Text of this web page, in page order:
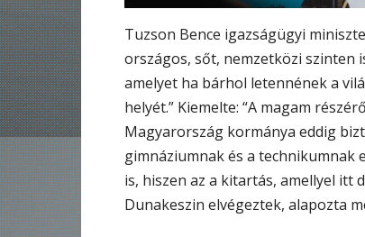
Tuzson Bence igazságügyi
országos, sőt, nemzetközi szinten
amelyet ha bárhol letennének a
helyét.” Kiemelte: “A magam
Magyarország kormánya eddig
gimnáziumnak és a technikumnak
is, hiszen az a kitartás, amellyel itt
Dunakeszin elvégeztek, alapozta